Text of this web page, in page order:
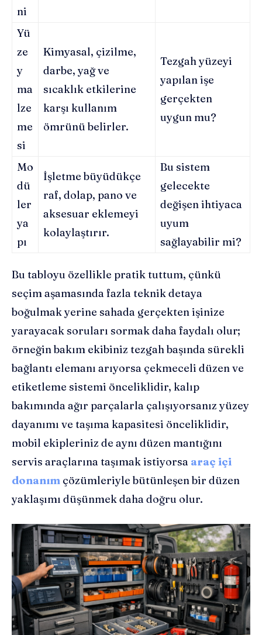
ni
Yü
ze
y
ma
lze
me
si
Kimyasal, çizilme,
darbe, yağ ve
sıcaklık etkilerine
karşı kullanım
ömrünü belirler.
Tezgah yüzeyi
yapılan işe
gerçekten
uygun mu?
Mo
dü
ler
ya
pı
İşletme büyüdükçe
raf, dolap, pano ve
aksesuar eklemeyi
kolaylaştırır.
Bu sistem
gelecekte
değişen ihtiyaca
uyum
sağlayabilir mi?
Bu tabloyu özellikle pratik tuttum, çünkü
seçim aşamasında fazla teknik detaya
boğulmak yerine sahada gerçekten işinize
yarayacak soruları sormak daha faydalı olur;
örneğin bakım ekibiniz tezgah başında sürekli
bağlantı elemanı arıyorsa çekmeceli düzen ve
etiketleme sistemi önceliklidir, kalıp
bakımında ağır parçalarla çalışıyorsanız yüzey
dayanımı ve taşıma kapasitesi önceliklidir,
mobil ekipleriniz de aynı düzen mantığını
servis araçlarına taşımak istiyorsa araç içi
donanım çözümleriyle bütünleşen bir düzen
yaklaşımı düşünmek daha doğru olur.